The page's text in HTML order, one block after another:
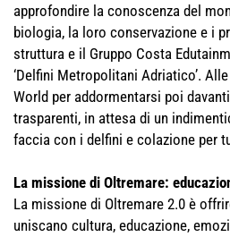
approfondire la conoscenza del
biologia, la loro conservazione e i
struttura e il Gruppo Costa
‘Delfini Metropolitani Adriatico’.
World per addormentarsi poi
trasparenti, in attesa di un
faccia con i delfini e colazione per
La missione di Oltremare:
La missione di Oltremare 2.0 è
uniscano cultura, educazione,